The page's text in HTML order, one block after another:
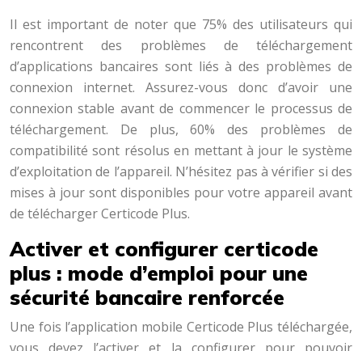
Il est important de noter que 75% des utilisateurs qui
rencontrent des problèmes de téléchargement
d’applications bancaires sont liés à des problèmes de
connexion internet. Assurez-vous donc d’avoir une
connexion stable avant de commencer le processus de
téléchargement. De plus, 60% des problèmes de
compatibilité sont résolus en mettant à jour le système
d’exploitation de l’appareil. N’hésitez pas à vérifier si des
mises à jour sont disponibles pour votre appareil avant
de télécharger Certicode Plus.
Activer et configurer certicode
plus : mode d’emploi pour une
sécurité bancaire renforcée
Une fois l’application mobile Certicode Plus téléchargée,